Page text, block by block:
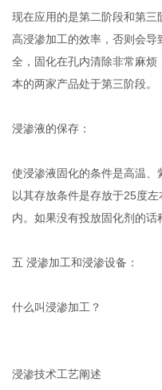
现在应用的是第二阶段和第
高浸渗加工的效率，否则会
全，固化在孔内清除非常麻
本的两家产品处于第三阶段。
浸渗液的保存：
使浸渗液固化的条件是高温
以其存放条件是存放于25度
内。如果没有投放固化剂的话
五 浸渗加工和浸渗设备：
什么叫浸渗加工？
浸渗技术工艺阐述